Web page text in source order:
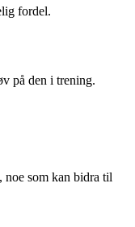
fordel.
på den i trening.
noe som kan bidra til